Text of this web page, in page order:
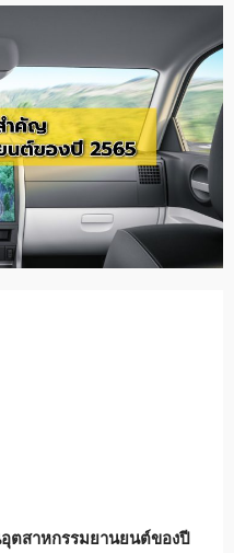
ตสาหกรรมยานยนต์ของปี